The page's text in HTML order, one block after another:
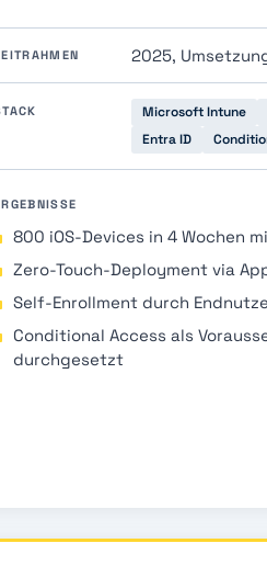
2025,
Microsoft Intune
Entra ID
800 iOS-Devices in 4 Wochen
Zero-Touch-Deployment via
Self-Enrollment durch
Conditional Access als
durchgesetzt